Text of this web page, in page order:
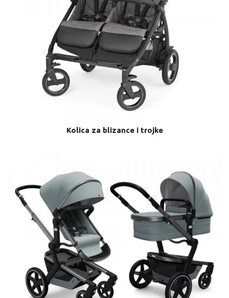
Kolica za blizance i trojke